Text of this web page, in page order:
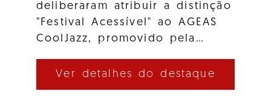
deliberaram atribuir a distinção
"Festival Acessível" ao AGEAS
CoolJazz, promovido pela…
Ver detalhes do destaque